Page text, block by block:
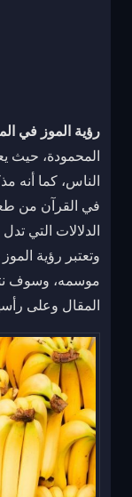
رؤية الموز في
المحمودة، حيث
الناس، كما أنه
في القرآن من
الدلالات التي
وتعتبر رؤية
موسمه، وسوف
المقال وعلى